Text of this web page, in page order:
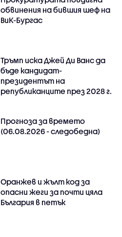
обвинения на бившия шеф на
ВиК-Бургас
Тръмп иска Джей Ди Ванс да
бъде кандидат-
президентът на
републиканците през 2028 г.
Прогноза за времето
(06.08.2026 - следобедна)
Оранжев и жълт код за
опасни жеги за почти цяла
България в петък